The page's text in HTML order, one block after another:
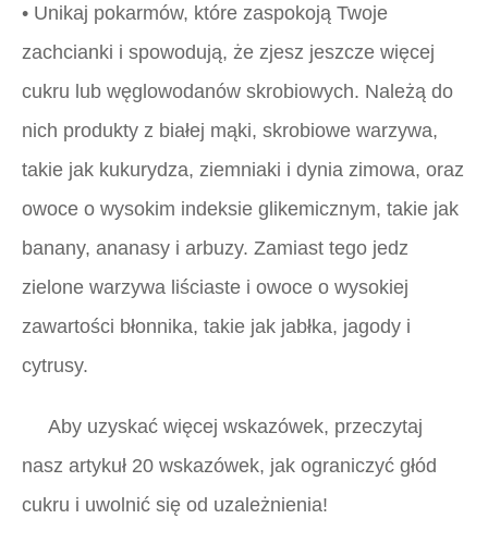
• Unikaj pokarmów, które zaspokoją Twoje
zachcianki i spowodują, że zjesz jeszcze więcej
cukru lub węglowodanów skrobiowych. Należą do
nich produkty z białej mąki, skrobiowe warzywa,
takie jak kukurydza, ziemniaki i dynia zimowa, oraz
owoce o wysokim indeksie glikemicznym, takie jak
banany, ananasy i arbuzy. Zamiast tego jedz
zielone warzywa liściaste i owoce o wysokiej
zawartości błonnika, takie jak jabłka, jagody i
cytrusy.
Aby uzyskać więcej wskazówek, przeczytaj
nasz artykuł 20 wskazówek, jak ograniczyć głód
cukru i uwolnić się od uzależnienia!